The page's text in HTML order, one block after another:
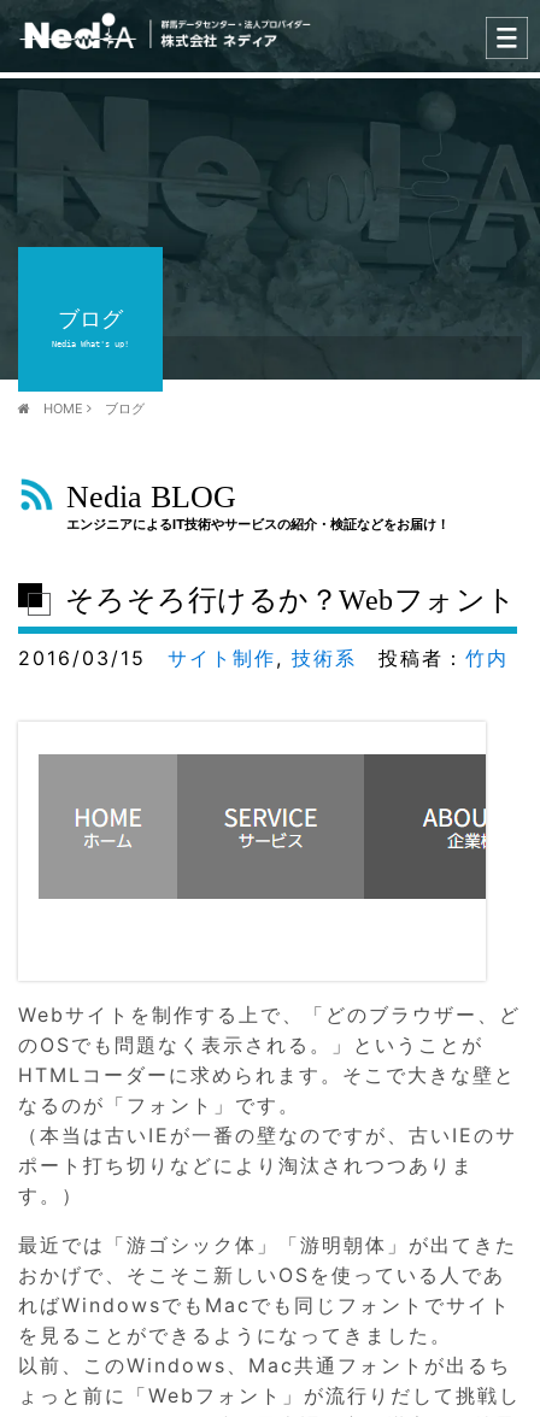
ブログ
Nedia What's up!
HOME ブログ
Nedia BLOG
エンジニアによるIT技術やサービスの紹介・検証などをお届け！
そろそろ行けるか？Webフォント
2016/03/15 サイト制作, 技術系 投稿者： 竹内
Webサイトを制作する上で、「どのブラウザー、ど
のOSでも問題なく表示される。」ということが
HTMLコーダーに求められます。そこで大きな壁と
なるのが「フォント」です。
（本当は古いIEが一番の壁なのですが、古いIEのサ
ポート打ち切りなどにより淘汰されつつありま
す。）
最近では「游ゴシック体」「游明朝体」が出てきた
おかげで、そこそこ新しいOSを使っている人であ
ればWindowsでもMacでも同じフォントでサイト
を見ることができるようになってきました。
以前、このWindows、Mac共通フォントが出るち
ょっと前に「Webフォント」が流行りだして挑戦し